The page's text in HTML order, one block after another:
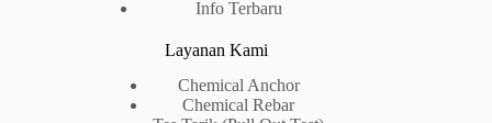
Info Terbaru
Layanan Kami
Chemical Anchor
Chemical Rebar